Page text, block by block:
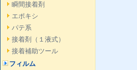
瞬間接着剤
エポキシ
パテ系
接着剤（１液式）
接着補助ツール
フィルム